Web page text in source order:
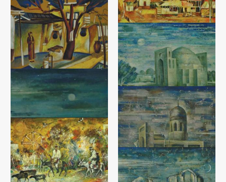
Осень
Садик Рахманов
Холст, масло (55x60) - 2002 год
Мавзолей Ахмада Яссави
Садик Рахманов
Холст, масло (50x60) - 2010 год
Тишина
Садик Рахманов
Холст, темпера (43x60) - 2005
год
Двор с двойным тандыром
Садик Рахманов
Холст, темпера (37x48) - 2004
год
Мавзолей Хаким Ат-
Термизий
Садик Рахманов
Холст, масло (60x80) - 0 год